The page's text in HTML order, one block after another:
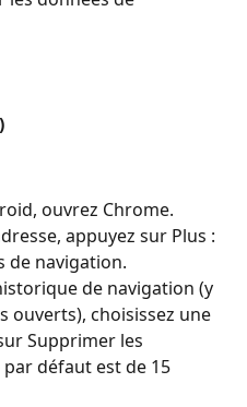
ouvrez Chrome.
appuyez sur Plus :
de navigation.
de navigation (y
ouverts), choisissez une
Supprimer les
défaut est de 15